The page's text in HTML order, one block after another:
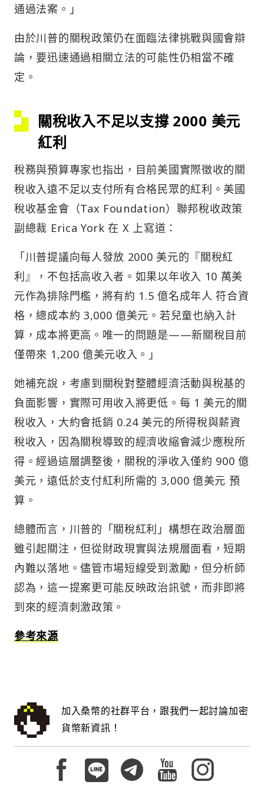
通過法案。」
由於川普的關稅政策仍在面臨法律挑戰與國會辯
論，要迅速通過相關立法的可能性仍相當不確
定。
關稅收入不足以支撐 2000 美元
紅利
稅務與預算專家也指出，目前美國實際徵收的關
稅收入遠不足以支付所有合格民眾的紅利。美國
稅收基金會（Tax Foundation）聯邦稅收政策
副總裁 Erica York 在 X 上寫道：
「川普提議向每人發放 2000 美元的『關稅紅
利』，不包括高收入者。如果以年收入 10 萬美
元作為排除門檻，將有約 1.5 億名成年人 符合資
格，總成本約 3,000 億美元。若兒童也納入計
算，成本將更高。唯一的問題是——新關稅目前
僅帶來 1,200 億美元收入。」
她補充說，考慮到關稅對整體經濟活動與稅基的
負面影響，實際可用收入將更低。每 1 美元的關
稅收入，大約會抵銷 0.24 美元的所得稅與薪資
稅收入，因為關稅導致的經濟收縮會減少應稅所
得。經過這層調整後，關稅的淨收入僅約 900 億
美元，遠低於支付紅利所需的 3,000 億美元 預
算。
總體而言，川普的「關稅紅利」構想在政治層面
雖引起關注，但從財政現實與法規層面看，短期
內難以落地。儘管市場短線受到激勵，但分析師
認為，這一提案更可能反映政治訊號，而非即將
到來的經濟刺激政策。
參考來源
加入桑幣的社群平台，跟我們一起討論加密
貨幣新資訊！